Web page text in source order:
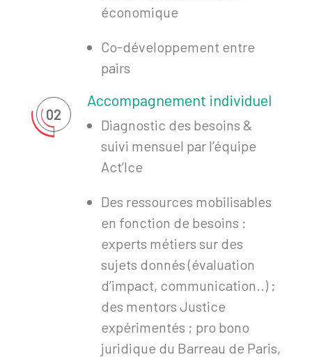
économique
Co-développement entre
pairs
02
Accompagnement individuel
Diagnostic des besoins &
suivi mensuel par l’équipe
Act’Ice
Des ressources mobilisables
en fonction de besoins :
experts métiers sur des
sujets donnés (évaluation
d’impact, communication..) ;
des mentors Justice
expérimentés ; pro bono
juridique du Barreau de Paris,